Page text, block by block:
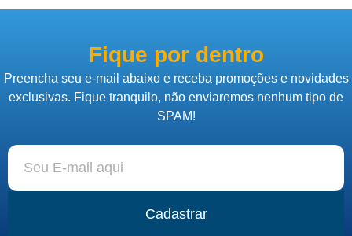
Fique por dentro
Preencha seu e-mail abaixo e receba promoções e novidades
exclusivas. Fique tranquilo, não enviaremos nenhum tipo de
SPAM!
Cadastrar